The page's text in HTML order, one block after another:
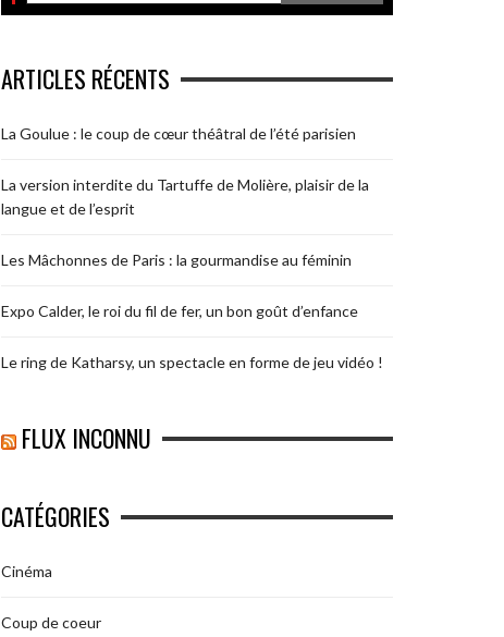
ARTICLES RÉCENTS
La Goulue : le coup de cœur théâtral de l’été parisien
La version interdite du Tartuffe de Molière, plaisir de la
langue et de l’esprit
Les Mâchonnes de Paris : la gourmandise au féminin
Expo Calder, le roi du fil de fer, un bon goût d’enfance
Le ring de Katharsy, un spectacle en forme de jeu vidéo !
FLUX INCONNU
CATÉGORIES
Cinéma
Coup de coeur